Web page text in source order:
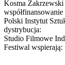
Kosma Zakrzewski
współfinansowanie
Polski Instytut
dystrybucja:
Studio Filmowe
Festiwal wspierają: